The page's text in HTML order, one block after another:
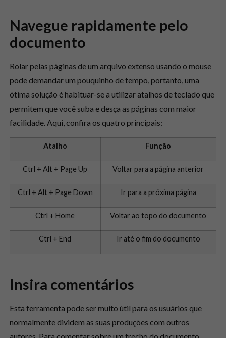
Navegue rapidamente pelo
documento
Rolar pelas páginas de um arquivo extenso usando o mouse
pode demandar um pouquinho de tempo, portanto, uma
ótima solução é habituar-se a utilizar atalhos de teclado que
permitem que você suba e desça as páginas com maior
facilidade. Aqui, confira os quatro principais:
Atalho Função
Ctrl + Alt + Page Up Voltar para a página anterior
Ctrl + Alt + Page Down Ir para a próxima página
Ctrl + Home Voltar ao topo do documento
Ctrl + End Ir até o fim do documento
Insira comentários
Esta ferramenta pode ser muito útil para os usuários que
normalmente dividem as suas produções com outros